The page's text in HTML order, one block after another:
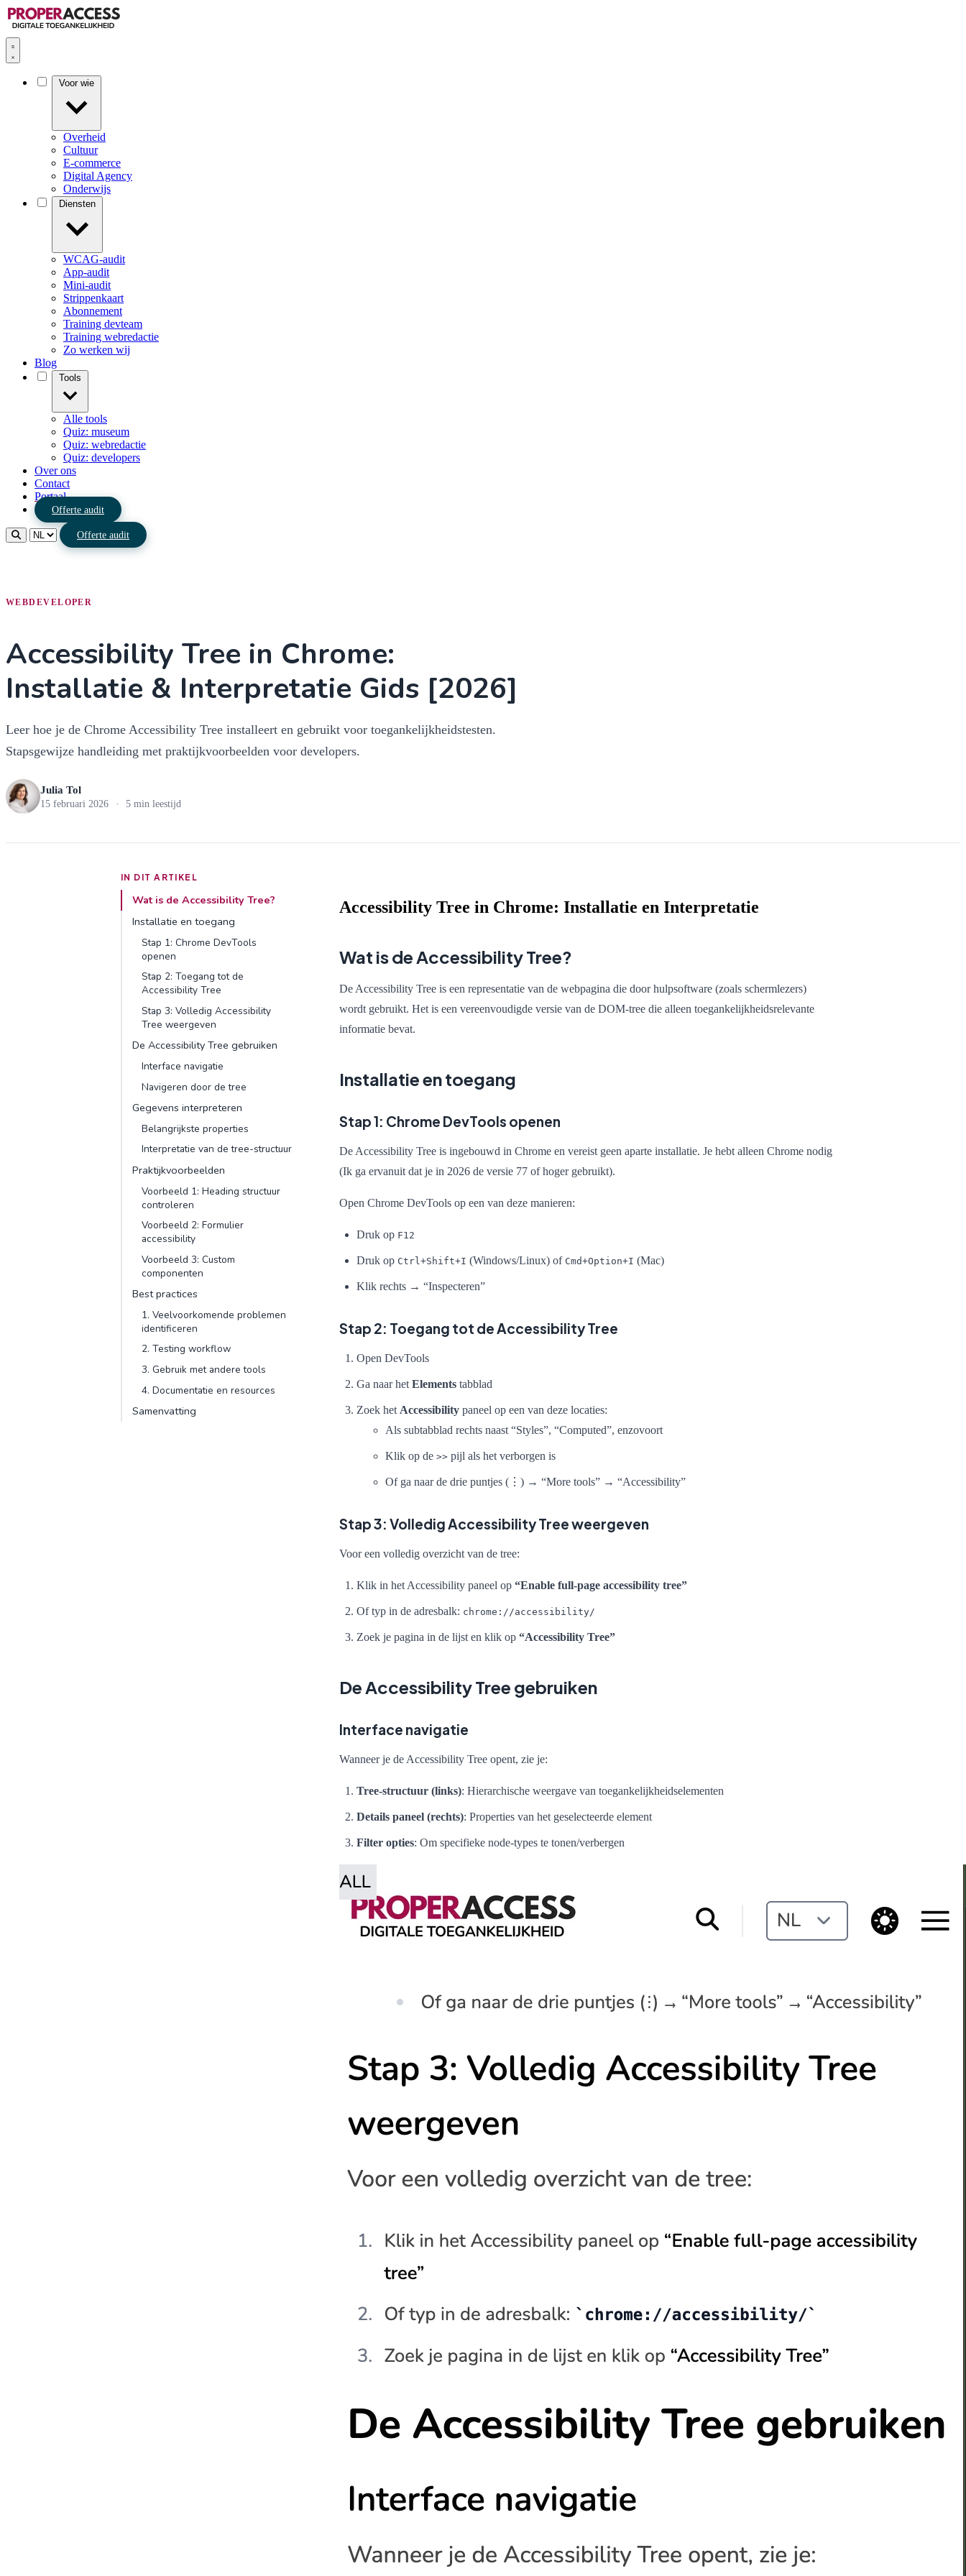
Overheid
Cultuur
E-commerce
Digital Agency
Onderwijs
WCAG-audit
App-audit
Mini-audit
Strippenkaart
Abonnement
Training devteam
Training webredactie
Zo werken wij
Blog
Alle tools
Quiz: museum
Quiz: webredactie
Quiz: developers
Over ons
Contact
Portaal
Offerte audit
Offerte audit
WEBDEVELOPER
Accessibility Tree in Chrome:
Installatie & Interpretatie Gids [2026]
Leer hoe je de Chrome Accessibility Tree installeert en gebruikt voor toegankelijkheidstesten.
Stapsgewijze handleiding met praktijkvoorbeelden voor developers.
Julia Tol
15 februari 2026 · 5 min leestijd
IN DIT ARTIKEL
Wat is de Accessibility Tree?
Installatie en toegang
Stap 1: Chrome DevTools
openen
Stap 2: Toegang tot de
Accessibility Tree
Stap 3: Volledig Accessibility
Tree weergeven
De Accessibility Tree gebruiken
Interface navigatie
Navigeren door de tree
Gegevens interpreteren
Belangrijkste properties
Interpretatie van de tree-structuur
Praktijkvoorbeelden
Voorbeeld 1: Heading structuur
controleren
Voorbeeld 2: Formulier
accessibility
Voorbeeld 3: Custom
componenten
Best practices
1. Veelvoorkomende problemen
identificeren
2. Testing workflow
3. Gebruik met andere tools
4. Documentatie en resources
Samenvatting
Accessibility Tree in Chrome: Installatie en Interpretatie
Wat is de Accessibility Tree?
De Accessibility Tree is een representatie van de webpagina die door hulpsoftware (zoals schermlezers)
wordt gebruikt. Het is een vereenvoudigde versie van de DOM-tree die alleen toegankelijkheidsrelevante
informatie bevat.
Installatie en toegang
Stap 1: Chrome DevTools openen
De Accessibility Tree is ingebouwd in Chrome en vereist geen aparte installatie. Je hebt alleen Chrome nodig
(Ik ga ervanuit dat je in 2026 de versie 77 of hoger gebruikt).
Open Chrome DevTools op een van deze manieren:
Druk op F12
Druk op Ctrl+Shift+I (Windows/Linux) of Cmd+Option+I (Mac)
Klik rechts → “Inspecteren”
Stap 2: Toegang tot de Accessibility Tree
Open DevTools
Ga naar het Elements tabblad
Zoek het Accessibility paneel op een van deze locaties:
Als subtabblad rechts naast “Styles”, “Computed”, enzovoort
Klik op de >> pijl als het verborgen is
Of ga naar de drie puntjes (⋮) → “More tools” → “Accessibility”
Stap 3: Volledig Accessibility Tree weergeven
Voor een volledig overzicht van de tree:
Klik in het Accessibility paneel op “Enable full-page accessibility tree”
Of typ in de adresbalk: chrome://accessibility/
Zoek je pagina in de lijst en klik op “Accessibility Tree”
De Accessibility Tree gebruiken
Interface navigatie
Wanneer je de Accessibility Tree opent, zie je:
Tree-structuur (links): Hierarchische weergave van toegankelijkheidselementen
Details paneel (rechts): Properties van het geselecteerde element
Filter opties: Om specifieke node-types te tonen/verbergen